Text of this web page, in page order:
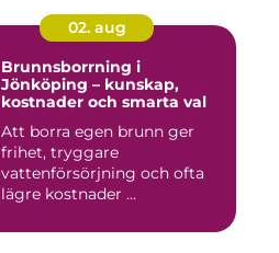
02. aug
Brunnsborrning i
Jönköping – kunskap,
kostnader och smarta val
Att borra egen brunn ger
frihet, tryggare
vattenförsörjning och ofta
lägre kostnader ...